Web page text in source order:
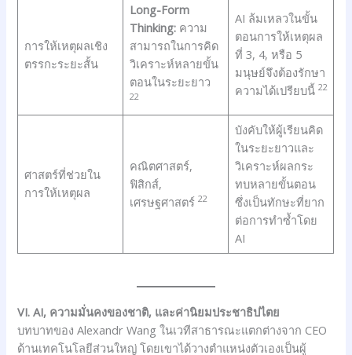
การให้เหตุผลเชิง
ตรรกะระยะสั้น
Long-Form
Thinking:ความ
สามารถในการคิด
วิเคราะห์หลายขั้น
ตอนในระยะยาว
22
AI ล้มเหลวในขั้น
ตอนการให้เหตุผล
ที่ 3, 4, หรือ 5
มนุษย์จึงต้องรักษา
ความได้เปรียบนี้ 22
ศาสตร์ที่ช่วยใน
การให้เหตุผล
คณิตศาสตร์,
ฟิสิกส์,
เศรษฐศาสตร์ 22
บังคับให้ผู้เรียนคิด
ในระยะยาวและ
วิเคราะห์ผลกระ
ทบหลายขั้นตอน
ซึ่งเป็นทักษะที่ยาก
ต่อการทำซ้ำโดย
AI
VI. AI, ความมั่นคงของชาติ, และค่านิยมประชาธิปไตย
บทบาทของ Alexandr Wang ในเวทีสาธารณะแตกต่างจาก CEO
ด้านเทคโนโลยีส่วนใหญ่ โดยเขาได้วางตำแหน่งตัวเองเป็นผู้